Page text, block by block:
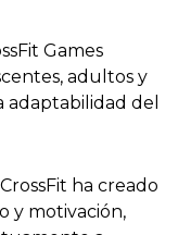
Games
adultos y
adaptabilidad del
ha creado
y motivación,